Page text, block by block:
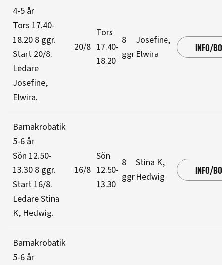
4-5 år
Tors 17.40-
18.20 8 ggr.
Start 20/8.
Ledare
Josefine,
Elwira.
20/8
Tors
17.40-
18.20
8
ggr
Josefine,
Elwira
INFO/
Barnakrobatik
5-6 år
Sön 12.50-
13.30 8 ggr.
Start 16/8.
Ledare Stina
K, Hedwig.
16/8
Sön
12.50-
13.30
8
ggr
Stina K,
Hedwig
INFO/
Barnakrobatik
5-6 år